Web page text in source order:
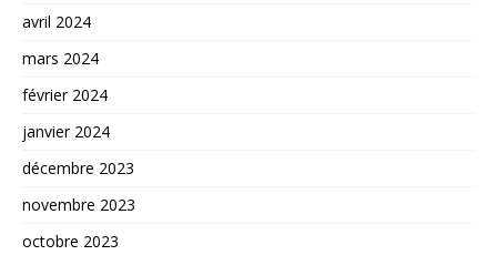
avril 2024
mars 2024
février 2024
janvier 2024
décembre 2023
novembre 2023
octobre 2023